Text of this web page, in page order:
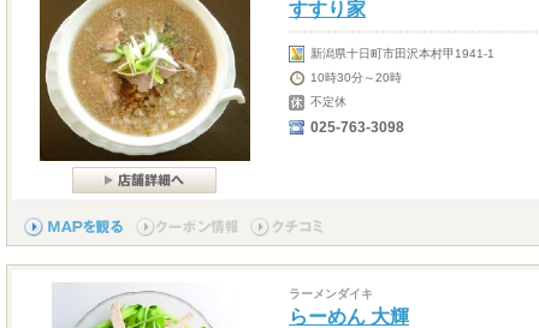
すすり家
新潟県十日町市田沢本村甲1941-1
10時30分～20時
不定休
025-763-3098
ラーメンダイキ
らーめん 大輝